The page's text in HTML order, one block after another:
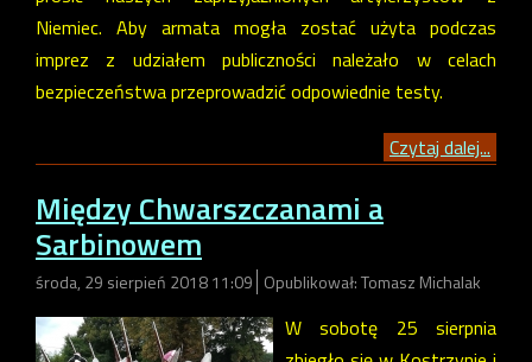
Niemiec. Aby armata mogła zostać użyta podczas
imprez z udziałem publiczności należało w celach
bezpieczeństwa przeprowadzić odpowiednie testy.
Czytaj dalej...
Między Chwarszczanami a
Sarbinowem
środa, 29 sierpień 2018 11:09 Opublikował: Tomasz Michalak
W sobotę 25 sierpnia